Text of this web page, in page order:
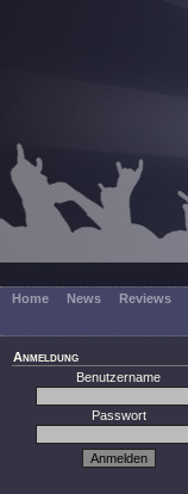
Home News Reviews
Anmeldung
Benutzername
Passwort